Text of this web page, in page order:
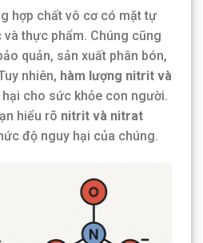
hợp chất vô cơ có mặt tự
thực phẩm. Chúng cũng
quản, sản xuất phân bón,
nhiên, hàm lượng nitrit và
cho sức khỏe con người.
hiểu rõ nitrit và nitrat
độ nguy hại của chúng.